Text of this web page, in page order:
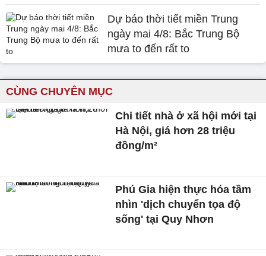
Dự báo thời tiết miền Trung
ngày mai 4/8: Bắc Trung Bộ
mưa to đến rất to
CÙNG CHUYÊN MỤC
Chi tiết nhà ở xã hội mới tại
Hà Nội, giá hơn 28 triệu
đồng/m²
Phú Gia hiện thực hóa tầm
nhìn 'dịch chuyển tọa độ
sống' tại Quy Nhơn